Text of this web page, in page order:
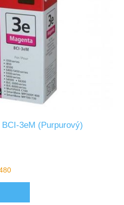
3eM (Purpurový)